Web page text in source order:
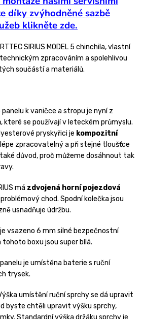
díky zvýhodněné sazbě
klikněte zde.
SIRIUS MODEL 5 chinchila, vlastní
zpracováním a spolehlivou
součástí a materiálů.
k vaničce a stropu je nyní z
které se používají v leteckém průmyslu.
pryskyřici je kompozitní
zpracovatelný a při stejné tloušťce
důvod, proč můžeme dosáhnout tak
má zdvojená horní pojezdová
chod. Spodní kolečka jsou
usnadňuje údržbu.
vsazeno 6 mm silné bezpečnostní
tohoto boxu jsou super bílá.
je umístěna baterie s ruční
trysek.
umístění ruční sprchy se dá upravit
byste chtěli upravit výšku sprchy,